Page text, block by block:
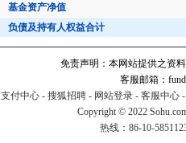
基金资产净值
负债及持有人权益合计
免责声明：本网站提供之资
客服邮箱：
支付中心 - 搜狐招聘 - 网站登录 - 客服中心
Copyright © 2022
热线：86-10-